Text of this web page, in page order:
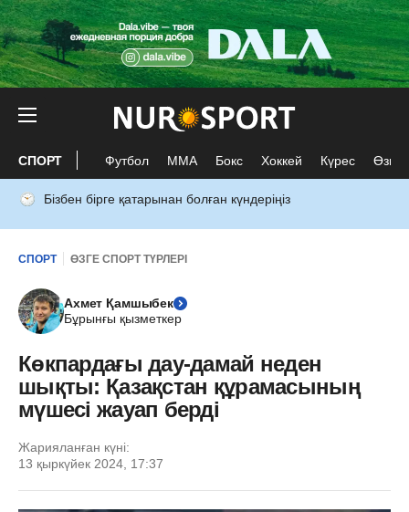
СПОРТ Футбол ММА Бокс Хоккей Күрес Өзге
Бізбен бірге қатарынан болған күндеріңіз
СПОРТ ӨЗГЕ СПОРТ ТҮРЛЕРІ
Ахмет Қамшыбек
Бұрынғы қызметкер
Көкпардағы дау-дамай неден
шықты: Қазақстан құрамасының
мүшесі жауап берді
Жарияланған күні:
13 қыркүйек 2024, 17:37